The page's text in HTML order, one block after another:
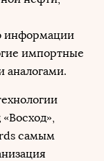
информации
импортные
аналогами.
самым